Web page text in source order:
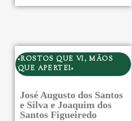
«ROSTOS QUE VI, MÃOS
QUE APERTEI»
José Augusto dos Santos
e Silva e Joaquim dos
Santos Figueiredo